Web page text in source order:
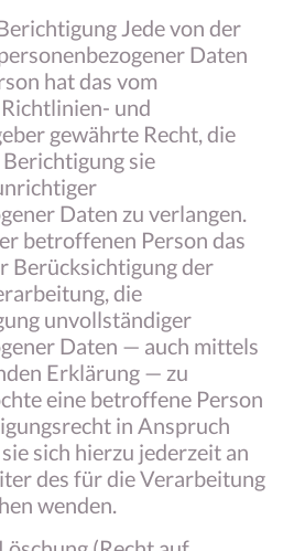
Jede von der
Daten
hat das vom
und
gewährte Recht, die
sie
Daten zu verlangen.
betroffenen Person das
Berücksichtigung der
die
unvollständiger
Daten — auch mittels
Erklärung — zu
eine betroffene Person
in Anspruch
sich hierzu jederzeit an
des für die Verarbeitung
wenden.